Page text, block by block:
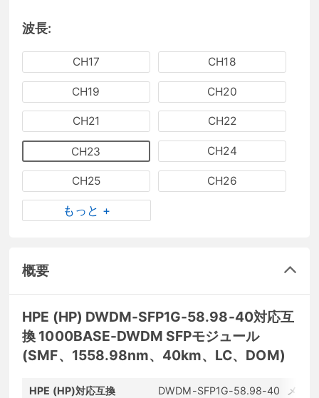
波長:
CH17 CH18
CH19 CH20
CH21 CH22
CH23 CH24
CH25 CH26
もっと +
概要
HPE (HP) DWDM-SFP1G-58.98-40対応互
換 1000BASE-DWDM SFPモジュール
(SMF、1558.98nm、40km、LC、DOM)
HPE (HP)対応互換 DWDM-SFP1G-58.98-40 メー